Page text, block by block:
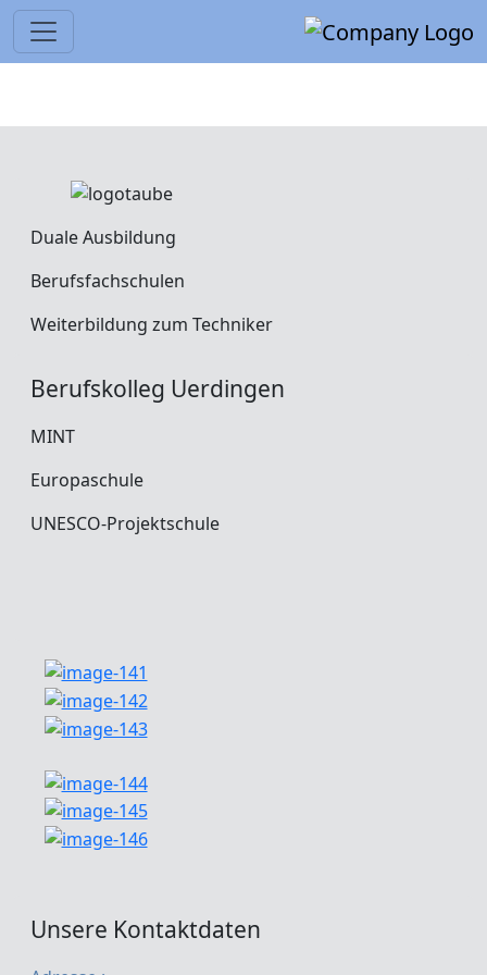
Duale Ausbildung
Berufsfachschulen
Weiterbildung zum Techniker
Berufskolleg Uerdingen
MINT
Europaschule
UNESCO-Projektschule
Unsere Kontaktdaten